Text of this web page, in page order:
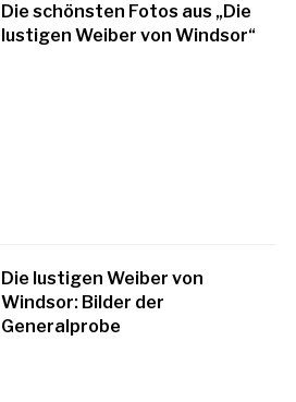
Die schönsten Fotos aus „Die
lustigen Weiber von Windsor“
Die lustigen Weiber von
Windsor: Bilder der
Generalprobe